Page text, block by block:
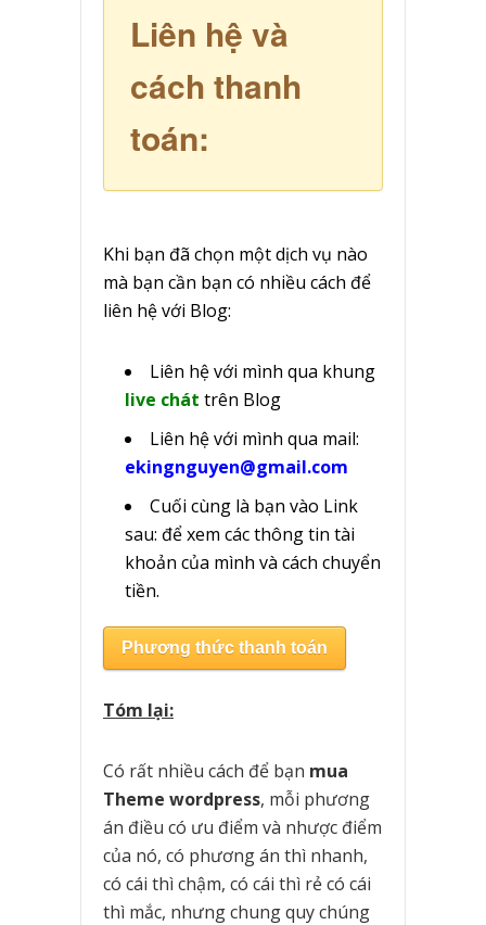
Liên hệ và
cách thanh
toán:
Khi bạn đã chọn một dịch vụ nào
mà bạn cần bạn có nhiều cách để
liên hệ với Blog:
Liên hệ với mình qua khung
live chát trên Blog
Liên hệ với mình qua mail:
ekingnguyen@gmail.com
Cuối cùng là bạn vào Link
sau: để xem các thông tin tài
khoản của mình và cách chuyển
tiền.
Phương thức thanh toán
Tóm lại:
Có rất nhiều cách để bạn mua
Theme wordpress, mỗi phương
án điều có ưu điểm và nhược điểm
của nó, có phương án thì nhanh,
có cái thì chậm, có cái thì rẻ có cái
thì mắc, nhưng chung quy chúng